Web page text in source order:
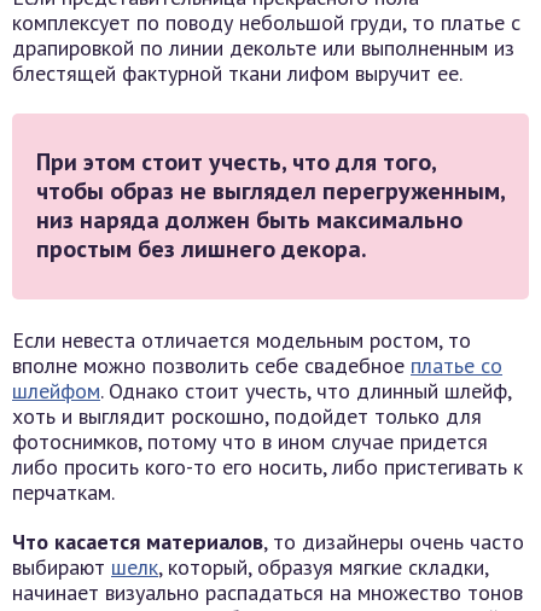
комплексует по поводу небольшой груди, то платье с
драпировкой по линии декольте или выполненным из
блестящей фактурной ткани лифом выручит ее.
При этом стоит учесть, что для того,
чтобы образ не выглядел перегруженным,
низ наряда должен быть максимально
простым без лишнего декора.
Если невеста отличается модельным ростом, то
вполне можно позволить себе свадебное платье со
шлейфом. Однако стоит учесть, что длинный шлейф,
хоть и выглядит роскошно, подойдет только для
фотоснимков, потому что в ином случае придется
либо просить кого-то его носить, либо пристегивать к
перчаткам.
Что касается материалов, то дизайнеры очень часто
выбирают шелк, который, образуя мягкие складки,
начинает визуально распадаться на множество тонов